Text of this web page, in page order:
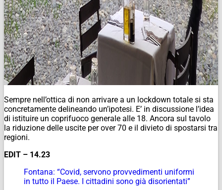
Sempre nell’ottica di non arrivare a un lockdown totale si sta
concretamente delineando un’ipotesi. E’ in discussione l’idea
di istituire un coprifuoco generale alle 18. Ancora sul tavolo
la riduzione delle uscite per over 70 e il divieto di spostarsi tra
regioni.
EDIT – 14.23
Fontana: “Covid, servono provvedimenti uniformi
in tutto il Paese. I cittadini sono già disorientati”